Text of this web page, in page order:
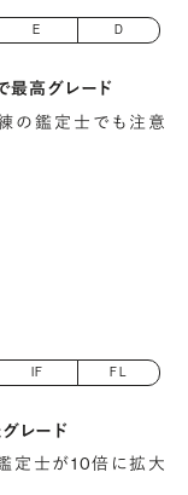
E D
最高グレード
の鑑定士でも注意
IF FL
レード
定士が10倍に拡大